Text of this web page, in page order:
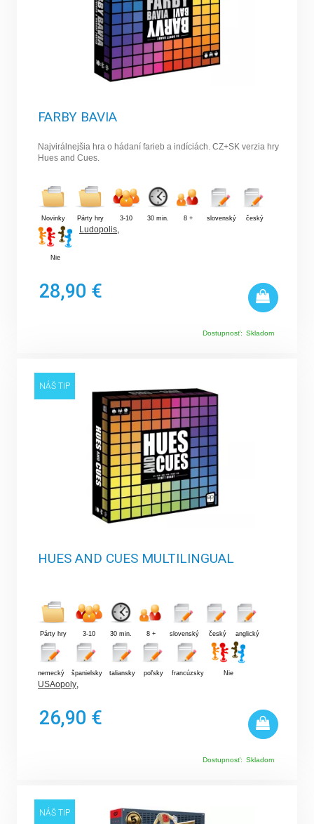
FARBY BAVIA
Najvirálnejšia hra o hádaní farieb a indíciách. CZ+SK verzia hry
Hues and Cues.
Novinky Párty hry 3-10 30 min. 8 + slovenský český
Nie
Ludopolis
28,90 €
Dostupnosť: Skladom
NÁŠ TIP
HUES AND CUES MULTILINGUAL
Párty hry 3-10 30 min. 8 + slovenský český anglický
nemecký španielsky taliansky poľsky francúzsky Nie
USAopoly,
26,90 €
Dostupnosť: Skladom
NÁŠ TIP